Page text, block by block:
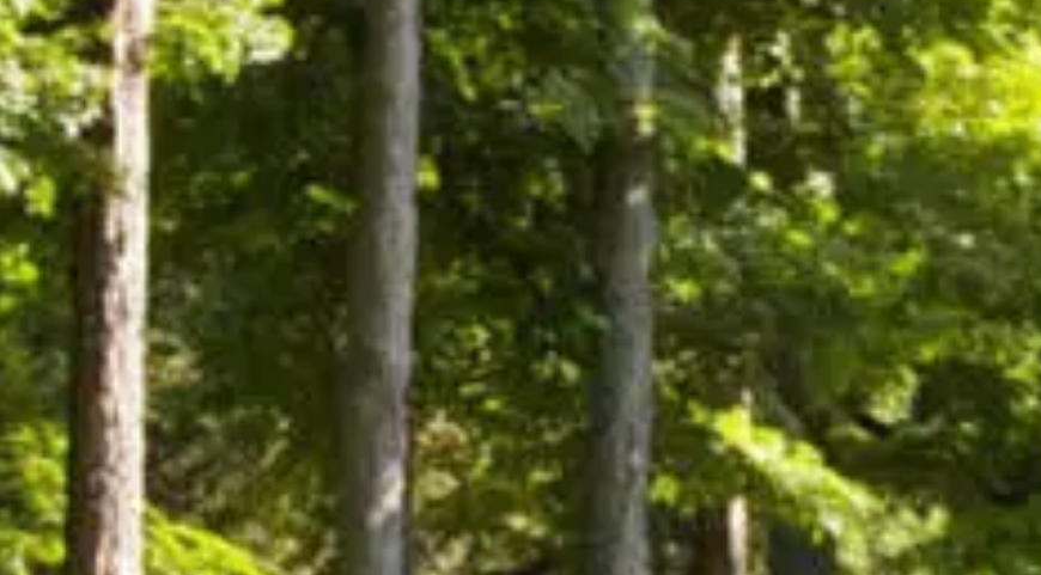
Tables
gastronomiques
Cafés et
sandwicheries
Bistros,
vin et
pubs